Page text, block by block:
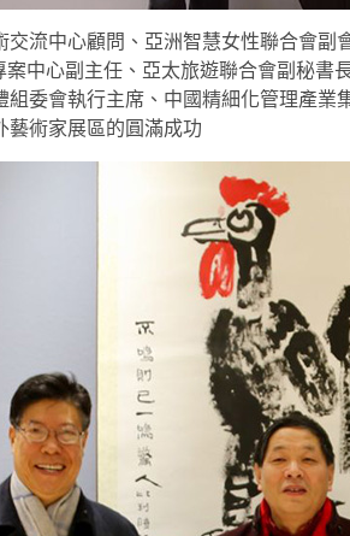
交流中心顧問、亞洲智慧女性聯合會
案中心副主任、亞太旅遊聯合會副秘書
組委會執行主席、中國精細化管理產業
藝術家展區的圓滿成功